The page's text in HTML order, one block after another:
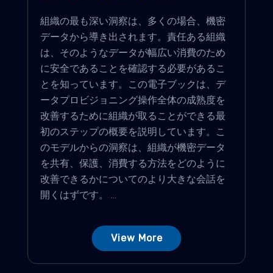
組織の最も深い洞察は、多くの場合、機密
データから導き出されます。責任ある組織
は、そのようなデータが幅広い消費のため
に安全であることを確認する必要があるこ
とを知っています。この電子ブックは、デ
ータプロビジョニング操作全体の成熟度を
改善するために組織が取ることができる最
初のステップの概要を説明しています。こ
のモデルからの洞察は、組織が機密データ
を共有、保護、消費する方法をどのように
改善できるかについてのより大きな会話を
開くはずです。 ...
View More